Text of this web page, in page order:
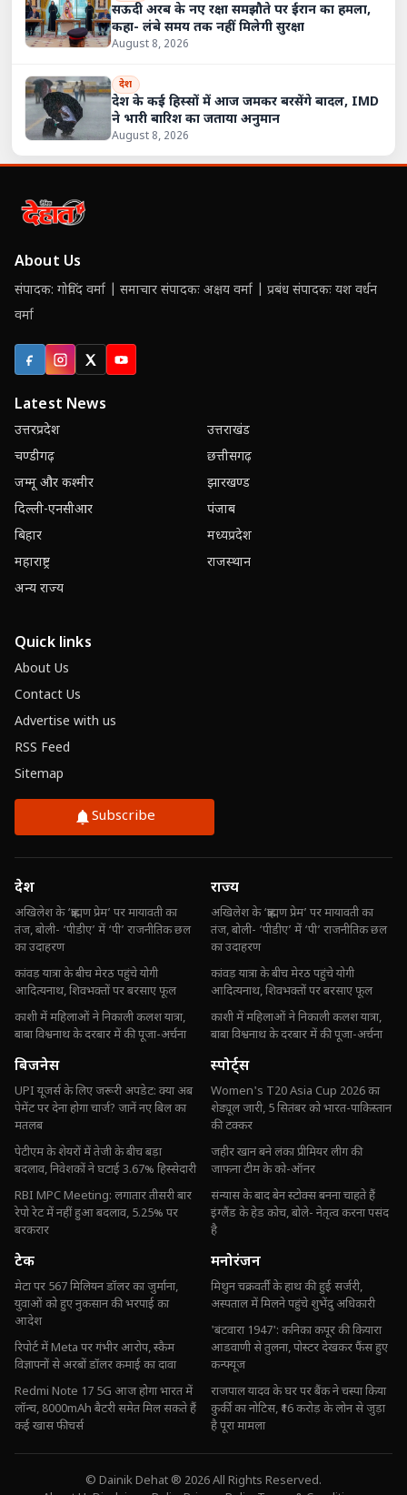
सऊदी अरब के नए रक्षा समझौते पर ईरान का हमला,
कहा- लंबे समय तक नहीं मिलेगी सुरक्षा
August 8, 2026
देश
देश के कई हिस्सों में आज जमकर बरसेंगे बादल, IMD
ने भारी बारिश का जताया अनुमान
August 8, 2026
About Us
संपादक: गोविंद वर्मा | समाचार संपादकः अक्षय वर्मा | प्रबंध संपादकः यश वर्धन
वर्मा
FacebookInstagram
X (Twitter)
YouTube
Latest News
उत्तरप्रदेश
उत्तराखंड
चण्डीगढ़
छत्तीसगढ़
जम्मू और कश्मीर
झारखण्ड
दिल्ली-एनसीआर
पंजाब
बिहार
मध्यप्रदेश
महाराष्ट्र
राजस्थान
अन्य राज्य
Quick links
About Us
Contact Us
Advertise with us
RSS Feed
Sitemap
Subscribe
देश
अखिलेश के ‘ब्राह्मण प्रेम’ पर मायावती का
तंज, बोली- ‘पीडीए’ में ‘पी’ राजनीतिक छल
का उदाहरण
कांवड़ यात्रा के बीच मेरठ पहुंचे योगी
आदित्यनाथ, शिवभक्तों पर बरसाए फूल
काशी में महिलाओं ने निकाली कलश यात्रा,
बाबा विश्वनाथ के दरबार में की पूजा-अर्चना
राज्य
अखिलेश के ‘ब्राह्मण प्रेम’ पर मायावती का
तंज, बोली- ‘पीडीए’ में ‘पी’ राजनीतिक छल
का उदाहरण
कांवड़ यात्रा के बीच मेरठ पहुंचे योगी
आदित्यनाथ, शिवभक्तों पर बरसाए फूल
काशी में महिलाओं ने निकाली कलश यात्रा,
बाबा विश्वनाथ के दरबार में की पूजा-अर्चना
बिजनेस
UPI यूजर्स के लिए जरूरी अपडेट: क्या अब
पेमेंट पर देना होगा चार्ज? जानें नए बिल का
मतलब
पेटीएम के शेयरों में तेजी के बीच बड़ा
बदलाव, निवेशकों ने घटाई 3.67% हिस्सेदारी
RBI MPC Meeting: लगातार तीसरी बार
रेपो रेट में नहीं हुआ बदलाव, 5.25% पर
बरकरार
स्पोर्ट्स
Women's T20 Asia Cup 2026 का
शेड्यूल जारी, 5 सितंबर को भारत-पाकिस्तान
की टक्कर
जहीर खान बने लंका प्रीमियर लीग की
जाफना टीम के को-ऑनर
संन्यास के बाद बेन स्टोक्स बनना चाहते हैं
इंग्लैंड के हेड कोच, बोले- नेतृत्व करना पसंद
है
टेक
मेटा पर 567 मिलियन डॉलर का जुर्माना,
युवाओं को हुए नुकसान की भरपाई का
आदेश
रिपोर्ट में Meta पर गंभीर आरोप, स्कैम
विज्ञापनों से अरबों डॉलर कमाई का दावा
Redmi Note 17 5G आज होगा भारत में
लॉन्च, 8000mAh बैटरी समेत मिल सकते हैं
कई खास फीचर्स
मनोरंजन
मिथुन चक्रवर्ती के हाथ की हुई सर्जरी,
अस्पताल में मिलने पहुंचे शुभेंदु अधिकारी
'बंटवारा 1947': कनिका कपूर की कियारा
आडवाणी से तुलना, पोस्टर देखकर फैंस हुए
कन्फ्यूज
राजपाल यादव के घर पर बैंक ने चस्पा किया
कुर्की का नोटिस, ₹16 करोड़ के लोन से जुड़ा
है पूरा मामला
© Dainik Dehat ® 2026 All Rights Reserved.